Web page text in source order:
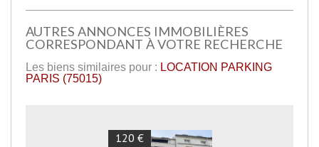
AUTRES ANNONCES IMMOBILIÈRES
CORRESPONDANT À VOTRE RECHERCHE
Les biens similaires pour : LOCATION PARKING
PARIS (75015)
120 €